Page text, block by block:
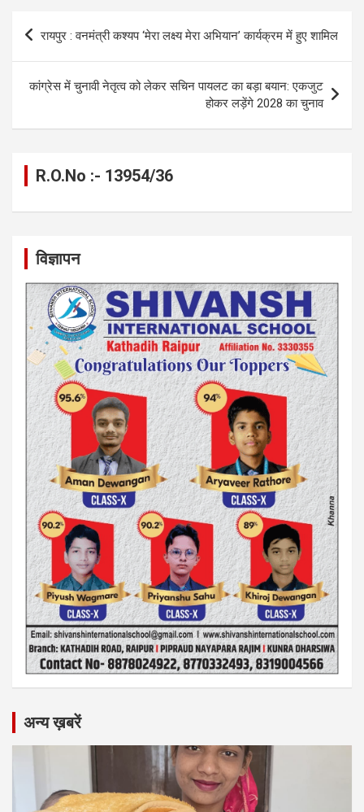
o
o
k
n
g
er
A
p
p
gr
a
m
Li
n
k
e
Post
navigation
रायपुर : वनमंत्री कश्यप ‘मेरा लक्ष्य मेरा अभियान’ कार्यक्रम में हुए शामिल
कांग्रेस में चुनावी नेतृत्व को लेकर सचिन पायलट का बड़ा बयान: एकजुट
होकर लड़ेंगे 2028 का चुनाव
R.O.No :- 13954/36
विज्ञापन
अन्य ख़बरें